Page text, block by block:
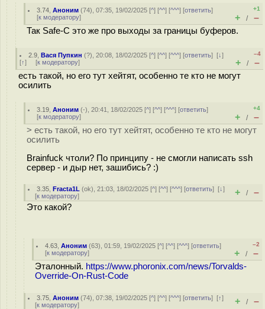
3.74 ,Аноним (74), 07:35, 19/02/2025 [^] [^^] [^^^] [ответить]
[к модератору]
+1
+ / –
Так Safe-C это же про выходы за границы буферов.
2.9 ,Вася Пупкин (?), 20:08, 18/02/2025 [^] [^^] [^^^] [ответить][↓]
[↑] [к модератору]
–4
+ / –
есть такой, но его тут хейтят, особенно те кто не могут
осилить
3.19 ,Аноним (-), 20:41, 18/02/2025 [^] [^^] [^^^] [ответить]
[к модератору]
+4
+ / –
> есть такой, но его тут хейтят, особенно те кто не могут
осилить
Brainfuck чтоли? По принципу - не смогли написать ssh
сервер - и дыр нет, зашибись? :)
3.35 ,Fracta1L (ok), 21:03, 18/02/2025 [^] [^^] [^^^] [ответить][↓]
[к модератору] + / –
Это какой?
4.63 ,Аноним (63), 01:59, 19/02/2025 [^] [^^] [^^^] [ответить]
[к модератору]
–2
+ / –
Эталонный. https://www.phoronix.com/news/Torvalds-
Override-On-Rust-Code
3.75 ,Аноним (74), 07:38, 19/02/2025 [^] [^^] [^^^] [ответить][↑]
[к модератору] + / –